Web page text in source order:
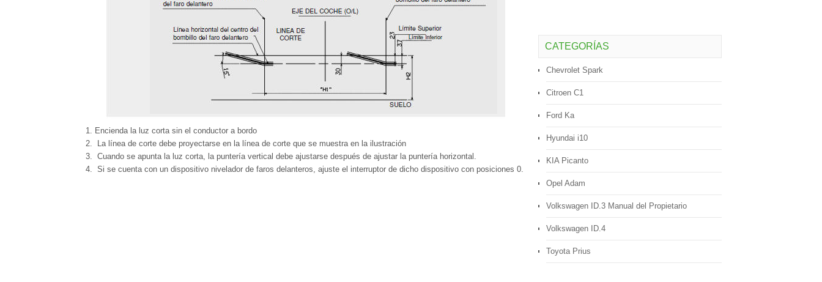
Encienda la luz corta sin el conductor a bordo
La línea de corte debe proyectarse en la línea de corte que se muestra en la ilustración
Cuando se apunta la luz corta, la puntería vertical debe ajustarse después de ajustar la puntería horizontal.
Si se cuenta con un dispositivo nivelador de faros delanteros, ajuste el interruptor de dicho dispositivo con posiciones 0.
CATEGORÍAS
Chevrolet Spark
Citroen C1
Ford Ka
Hyundai i10
KIA Picanto
Opel Adam
Volkswagen ID.3 Manual del Propietario
Volkswagen ID.4
Toyota Prius